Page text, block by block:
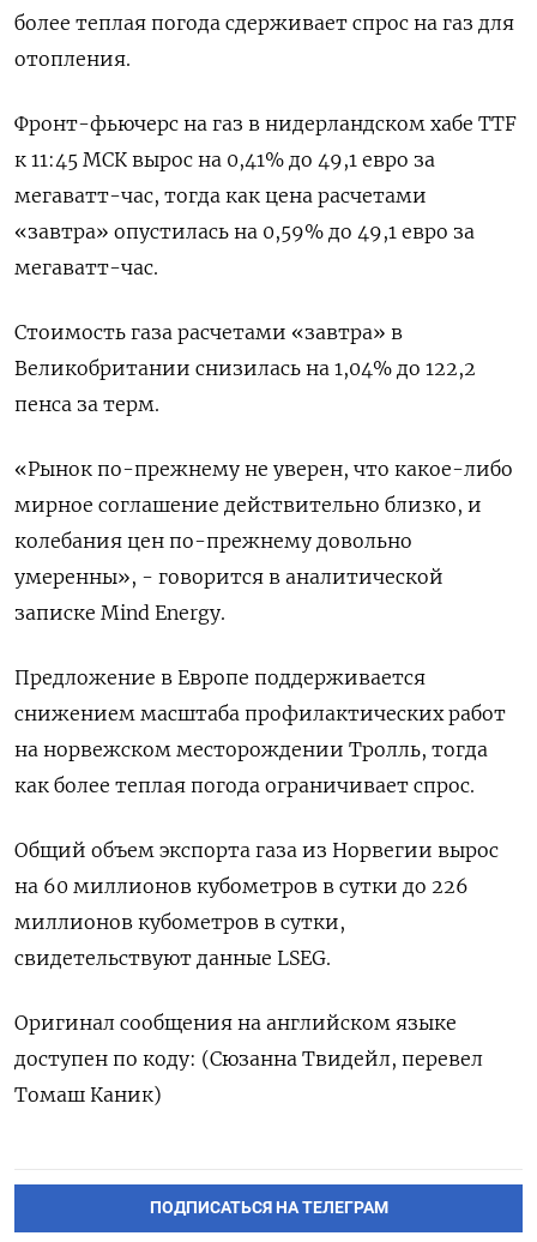
более теплая ​погода сдерживает ​спрос ​на газ ⁠для
отопления.
Фронт-фьючерс на газ в ‌нидерландском хабе TTF
‌к 11:45 МСК вырос на 0,41% до 49,1 ​евро за
мегаватт-час, тогда как цена ‌расчетами
«завтра» опустилась на 0,59% до ​49,1 евро за
мегаватт-час.
Стоимость газа расчетами «завтра» в
‌Великобритании снизилась на 1,04% до 122,2
пенса за терм.
«Рынок по-прежнему не ​уверен, что ​какое-либо
‌мирное соглашение действительно близко, и
колебания цен ​по-прежнему довольно
умеренны», - говорится в аналитической
записке Mind Energy.
Предложение в Европе поддерживается
снижением масштаба профилактических работ
на норвежском месторождении Тролль, тогда
как более теплая погода ограничивает спрос.
Общий объем ​экспорта газа ⁠из Норвегии вырос
на 60 миллионов кубометров в сутки ‌до 226
миллионов кубометров в ‌сутки,
свидетельствуют данные LSEG.
Оригинал сообщения на английском ​языке
доступен по коду: (Сюзанна ‌Твидейл, перевел
Томаш Каник)
ПОДПИСАТЬСЯ НА ТЕЛЕГРАМ